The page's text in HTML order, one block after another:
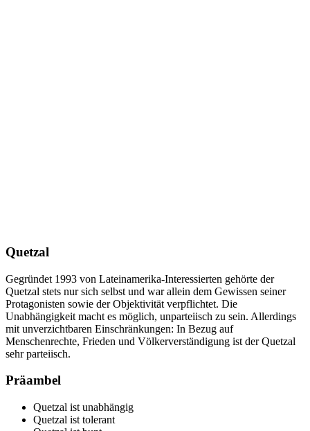
Quetzal
Gegründet 1993 von Lateinamerika-Interessierten gehörte der
Quetzal stets nur sich selbst und war allein dem Gewissen seiner
Protagonisten sowie der Objektivität verpflichtet. Die
Unabhängigkeit macht es möglich, unparteiisch zu sein. Allerdings
mit unverzichtbaren Einschränkungen: In Bezug auf
Menschenrechte, Frieden und Völkerverständigung ist der Quetzal
sehr parteiisch.
Präambel
Quetzal ist unabhängig
Quetzal ist tolerant